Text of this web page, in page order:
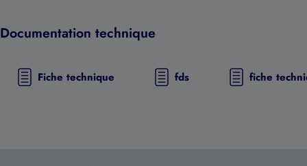
Documentation technique
Fiche technique fds fiche